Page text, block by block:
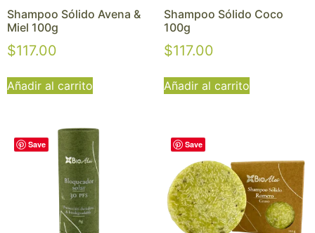
Shampoo Sólido Avena &
Miel 100g
$117.00
Añadir al carrito
Shampoo Sólido Coco
100g
$117.00
Añadir al carrito
Save Save